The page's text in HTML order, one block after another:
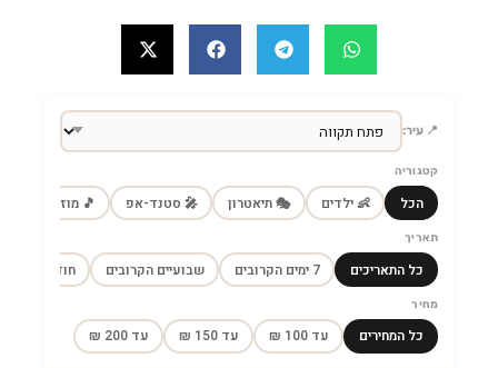
📍 עיר:
קטגוריה
הכל 👶 ילדים 🎭 תיאטרון 🎤 סטנד-אפ 🎵 מוזיקה
תאריך
כל התאריכים 7 ימים הקרובים שבועיים הקרובים חודש הקרוב
מחיר
כל המחירים עד 100 ₪ עד 150 ₪ עד 200 ₪